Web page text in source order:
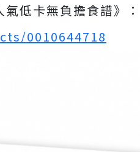
低卡無負擔食譜》：
0010644718